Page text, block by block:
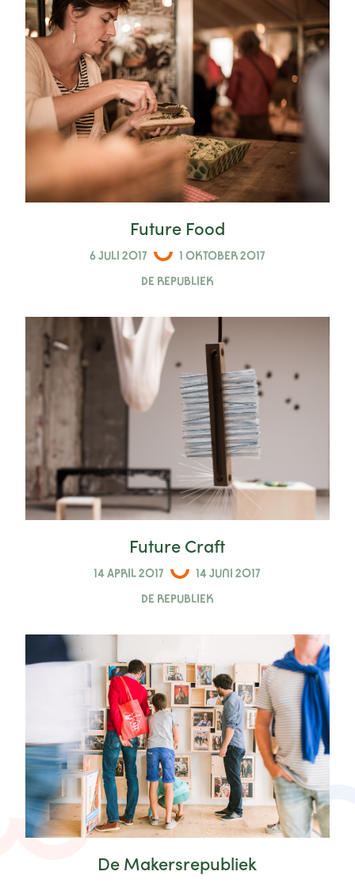
Future Food
6 JULI 2017
1 OKTOBER 2017
DE REPUBLIEK
Future Craft
14 APRIL 2017
14 JUNI 2017
DE REPUBLIEK
De Makersrepubliek